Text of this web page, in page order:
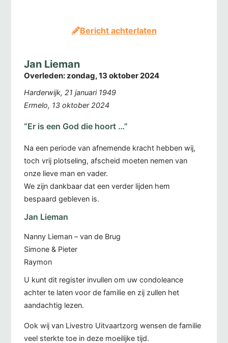
Bericht achterlaten
Jan Lieman
Overleden:zondag, 13 oktober 2024
Harderwijk, 21 januari 1949
Ermelo, 13 oktober 2024
“Er is een God die hoort …”
Na een periode van afnemende kracht hebben wij,
toch vrij plotseling, afscheid moeten nemen van
onze lieve man en vader.
We zijn dankbaar dat een verder lijden hem
bespaard gebleven is.
Jan Lieman
Nanny Lieman – van de Brug
Simone & Pieter
Raymon
U kunt dit register invullen om uw condoleance
achter te laten voor de familie en zij zullen het
aandachtig lezen.
Ook wij van Livestro Uitvaartzorg wensen de familie
veel sterkte toe in deze moeilijke tijd.